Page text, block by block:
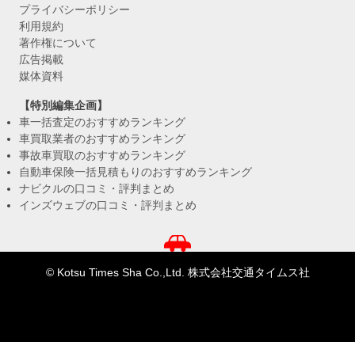
プライバシーポリシー
利用規約
著作権について
広告掲載
媒体資料
【特別編集企画】
車一括査定のおすすめランキング
車買取業者のおすすめランキング
事故車買取のおすすめランキング
自動車保険一括見積もりのおすすめランキング
ナビクルの口コミ・評判まとめ
インズウェブの口コミ・評判まとめ
© Kotsu Times Sha Co.,Ltd. 株式会社交通タイムス社